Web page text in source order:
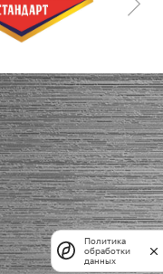
Политика
обработки
данных